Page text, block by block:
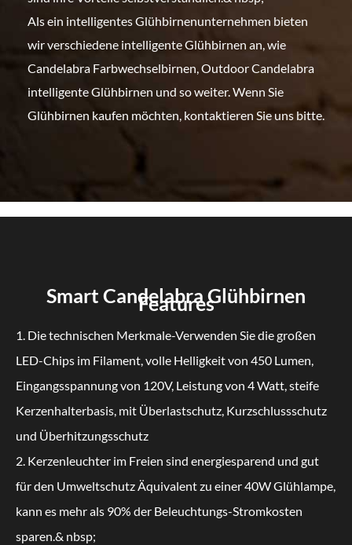
Als ein intelligentes Glühbirnenunternehmen bieten
wir verschiedene intelligente Glühbirnen an, wie
Candelabra Farbwechselbirnen, Outdoor Candelabra
intelligente Glühbirnen und so weiter. Wenn Sie
Glühbirnen kaufen möchten, kontaktieren Sie uns bitte.
Smart Candelabra Glühbirnen
Features
1. Die technischen Merkmale-Verwenden Sie die großen
LED-Chips im Filament, volle Helligkeit von 450 Lumen,
Eingangsspannung von 120V, Leistung von 4 Watt, steife
Kerzenhalterbasis, mit Überlastschutz, Kurzschlussschutz
und Überhitzungsschutz
2. Kerzenleuchter im Freien sind energiesparend und gut
für den Umweltschutz Äquivalent zu einer 40W Glühlampe,
kann es mehr als 90% der Beleuchtungs-Stromkosten
sparen.& nbsp;